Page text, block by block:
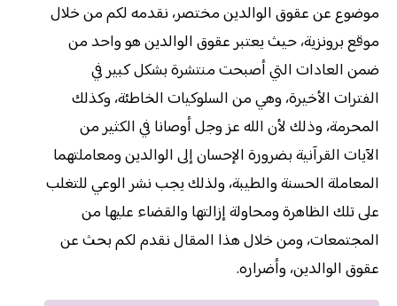
موضوع عن عقوق الوالدين مختصر، نقدمه لكم من خلال
موقع برونزية، حيث يعتبر عقوق الوالدين هو واحد من
ضمن العادات التي أصبحت منتشرة بشكل كبير في
الفترات الأخيرة، وهي من السلوكيات الخاطئة، وكذلك
المحرمة، وذلك لأن الله عز وجل أوصانا في الكثير من
الآيات القرآنية بضرورة الإحسان إلى الوالدين ومعاملتهما
المعاملة الحسنة والطيبة، ولذلك يجب نشر الوعي للتغلب
على تلك الظاهرة ومحاولة إزالتها والقضاء عليها من
المجتمعات، ومن خلال هذا المقال نقدم لكم بحث عن
عقوق الوالدين، وأضراره.